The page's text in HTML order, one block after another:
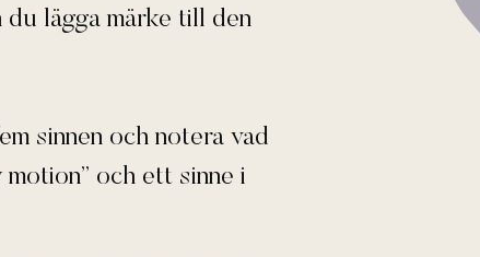
lägga märke till den
sinnen och notera vad
och ett sinne i